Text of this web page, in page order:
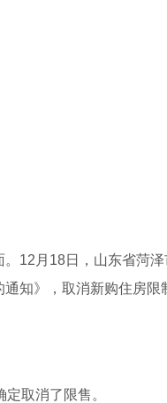
12月18日，山东省菏
知》，取消新购住房限
取消了限售。